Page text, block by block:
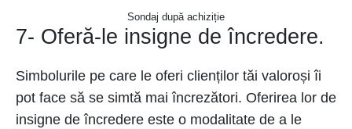
Sondaj după achiziție
7- Oferă-le insigne de încredere.
Simbolurile pe care le oferi clienților tăi valoroși îi
pot face să se simtă mai încrezători. Oferirea lor de
insigne de încredere este o modalitate de a le